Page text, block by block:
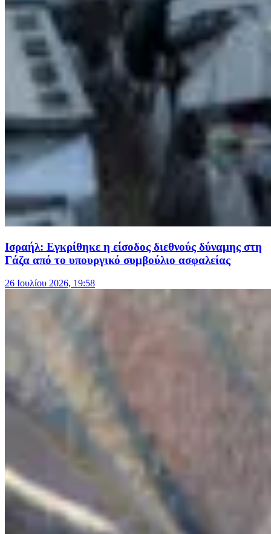
Ισραήλ: Εγκρίθηκε η είσοδος διεθνούς δύναμης στη
Γάζα από το υπουργικό συμβούλιο ασφαλείας
26 Ιουλίου 2026, 19:58